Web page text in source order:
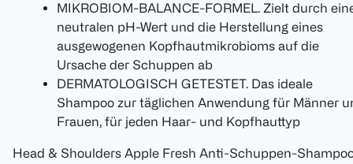
MIKROBIOM-BALANCE-FORMEL. Zielt durch
neutralen pH-Wert und die Herstellung eines
ausgewogenen Kopfhautmikrobioms auf die
Ursache der Schuppen ab
DERMATOLOGISCH GETESTET. Das ideale
Shampoo zur täglichen Anwendung für Männer
Frauen, für jeden Haar- und Kopfhauttyp
Head & Shoulders Apple Fresh Anti-Schuppen-